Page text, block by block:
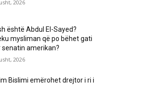
2026
është Abdul El-Sayed?
mysliman që po bëhet gati
senatin amerikan?
2026
Bislimi emërohet drejtor i ri i